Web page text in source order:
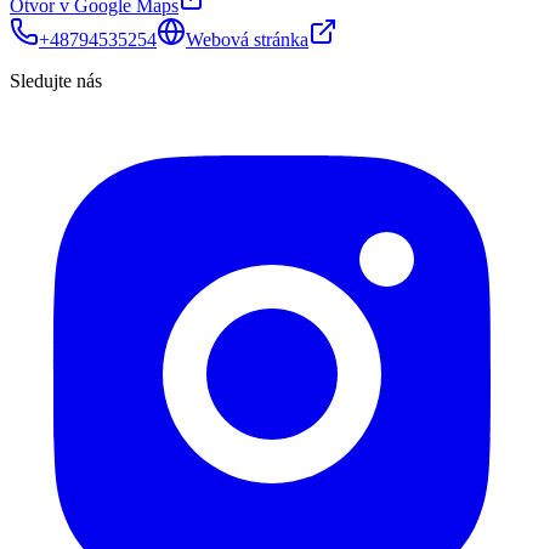
Otvor v Google Maps
+48794535254
Webová stránka
Sledujte nás